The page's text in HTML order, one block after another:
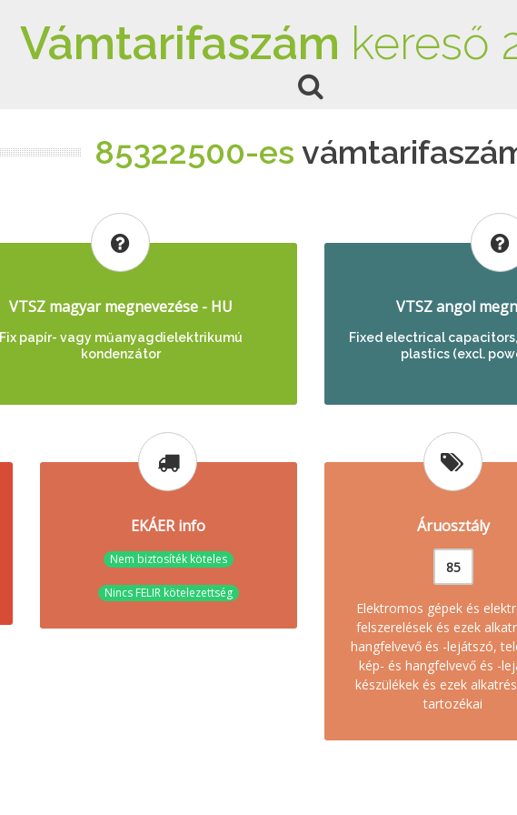
Vámtarifaszám kereső
85322500-es
VTSZ magyar megnevezése - HU
Fix papír- vagy műanyagdielektrikumú
kondenzátor
VTSZ angol
Fixed electrical
plastics (excl.
EKÁER info
Nem biztosíték köteles
Nincs FELIR kötelezettség
Áruosztály
85
Elektromos gépek és
felszerelések és ezek
hangfelvevő és -lejátszó,
kép- és hangfelvevő és -
készülékek és ezek
tartozékai